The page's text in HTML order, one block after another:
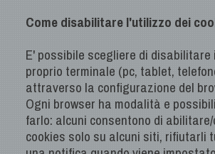
Come disabilitare l'utilizzo dei
E' possibile scegliere di disabilitare
proprio terminale (pc, tablet,
attraverso la configurazione del
Ogni browser ha modalità e
farlo: alcuni consentono di
cookies solo su alcuni siti, rifiutarli